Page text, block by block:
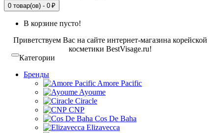
0 товар(ов) - 0 ₽
В корзине пусто!
Приветствуем Вас на сайте интернет-магазина корейской
косметики BestVisage.ru!
Категории
Бренды
Amore Pacific
Ayoume
Ciracle
CNP
Cos De Baha
Elizavecca